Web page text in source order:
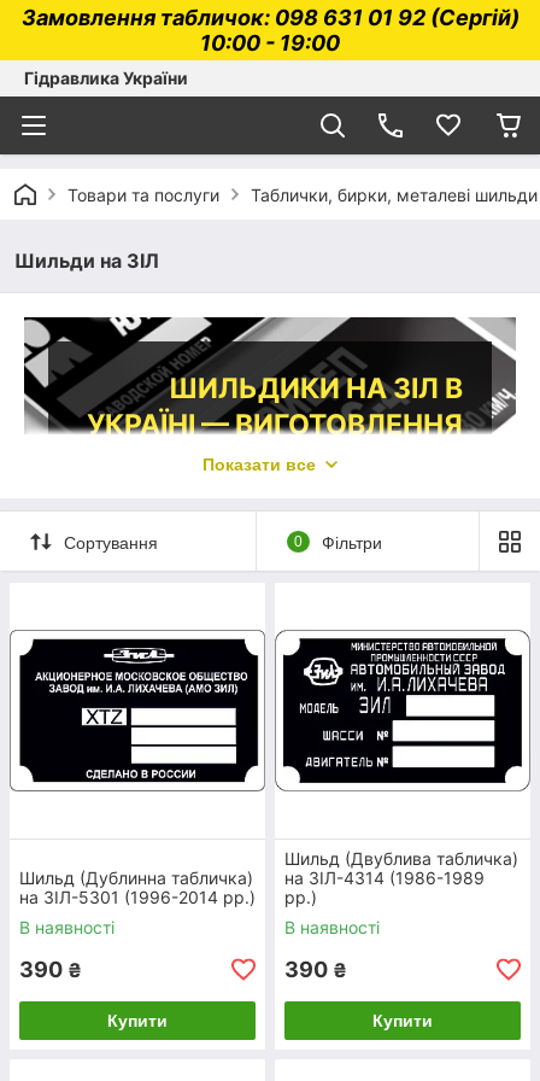
Замовлення табличок: 098 631 01 92 (Сергій)
10:00 - 19:00
Гідравлика України
Товари та послуги Таблички, бирки, металеві шильди
Шильди на ЗІЛ
ШИЛЬДИКИ НА ЗІЛ В
УКРАЇНІ — ВИГОТОВЛЕННЯ
ТА ПРОДАЖ
вимогам ДСТУ та є законними при
наявності документів на техніку
якість, швидке виготовлення і доставка по
всій Україні!
Приступити до вибору
ШИЛЬДИ, ЯКІ НАЙЧАСТІШЕ
ЗАМОВЛЯЮТЬ
Показати все
Сортування 0 Фільтри
Шильд (Дублинна табличка)
на ЗІЛ-5301 (1996-2014 рр.)
В наявності
390 ₴
Купити
Шильд (Двублива табличка)
на ЗІЛ-4314 (1986-1989
рр.)
В наявності
390 ₴
Купити